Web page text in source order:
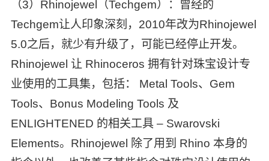
（3）Rhinojewel（Techgem）：曾经的
Techgem让人印象深刻，2010年改为Rhinojewel
5.0之后，就少有升级了，可能已经停止开发。
Rhinojewel 让 Rhinoceros 拥有针对珠宝设计专
业使用的工具集，包括： Metal Tools、Gem
Tools、Bonus Modeling Tools 及
ENLIGHTENED 的相关工具 – Swarovski
Elements。Rhinojewel 除了用到 Rhino 本身的